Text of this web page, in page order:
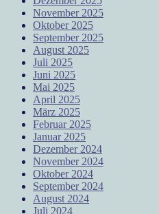
November 2025
Oktober 2025
September 2025
August 2025
Juli 2025
Juni 2025
Mai 2025
April 2025
März 2025
Februar 2025
Januar 2025
Dezember 2024
November 2024
Oktober 2024
September 2024
August 2024
Juli 2024